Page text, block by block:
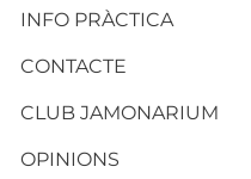
INFO PRÀCTICA
CONTACTE
CLUB JAMONARIUM
OPINIONS